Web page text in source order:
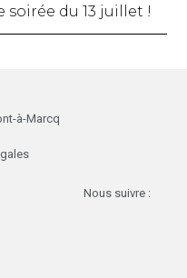
du 13 juillet !
à-Marcq
Nous suivre :